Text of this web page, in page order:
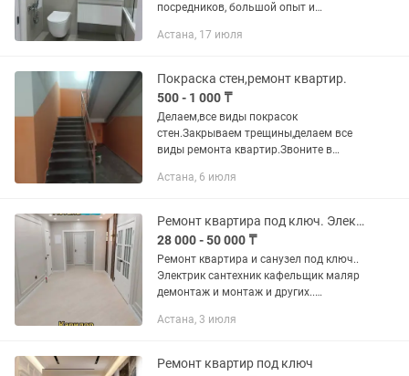
посредников, большой опыт и
-кладка кафеля -все отделочные
комнаты и...
Астана, 17 июля
Покраска стен,ремонт квартир.
500 - 1 000 ₸
Делаем,все виды покрасок
стен.Закрываем трещины,делаем все
виды ремонта квартир.Звоните в
договоримся.Быстро, качественно и
Астана, 6 июля
Ремонт квартира под ключ. Электрик.. Сантехник.. Кафельщик.Демонтаж. Монтаж
28 000 - 50 000 ₸
Ремонт квартира и санузел под ключ..
Электрик сантехник кафельщик маляр
демонтаж и монтаж и других..
Астана, 3 июля
Ремонт квартир под ключ